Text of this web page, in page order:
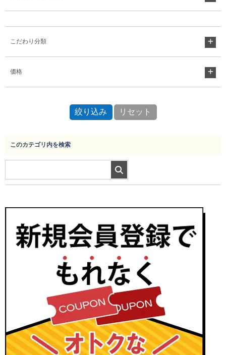
こだわり分類
価格
このカテゴリ内を検索